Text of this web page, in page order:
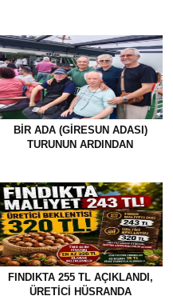
BİR ADA (GİRESUN ADASI)
TURUNUN ARDINDAN
FINDIKTA 255 TL AÇIKLANDI,
ÜRETİCİ HÜSRANDA